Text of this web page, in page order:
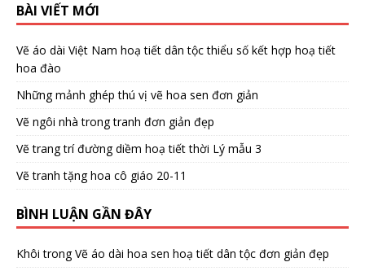
BÀI VIẾT MỚI
Vẽ áo dài Việt Nam hoạ tiết dân tộc thiểu số kết hợp hoạ tiết
hoa đào
Những mảnh ghép thú vị vẽ hoa sen đơn giản
Vẽ ngôi nhà trong tranh đơn giản đẹp
Vẽ trang trí đường diềm hoạ tiết thời Lý mẫu 3
Vẽ tranh tặng hoa cô giáo 20-11
BÌNH LUẬN GẦN ĐÂY
Khôi trongVẽ áo dài hoa sen hoạ tiết dân tộc đơn giản đẹp